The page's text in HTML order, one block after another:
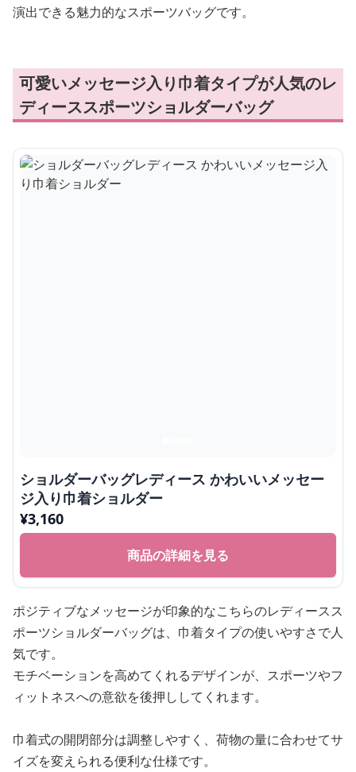
演出できる魅力的なスポーツバッグです。
可愛いメッセージ入り巾着タイプが人気のレ
ディーススポーツショルダーバッグ
ショルダーバッグレディース かわいいメッセー
ジ入り巾着ショルダー
¥3,160
商品の詳細を見る
ポジティブなメッセージが印象的なこちらのレディースス
ポーツショルダーバッグは、巾着タイプの使いやすさで人
気です。
モチベーションを高めてくれるデザインが、スポーツやフ
ィットネスへの意欲を後押ししてくれます。
巾着式の開閉部分は調整しやすく、荷物の量に合わせてサ
イズを変えられる便利な仕様です。